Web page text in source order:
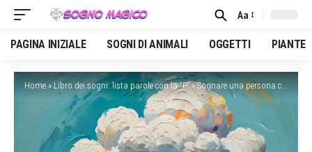
Font
Resizer
Aa
PAGINA INIZIALE SOGNI DI ANIMALI OGGETTI PIANTE
Home » Libro dei sogni: lista parole con la “P”»Sognare una persona con cui hai perso i rapporti